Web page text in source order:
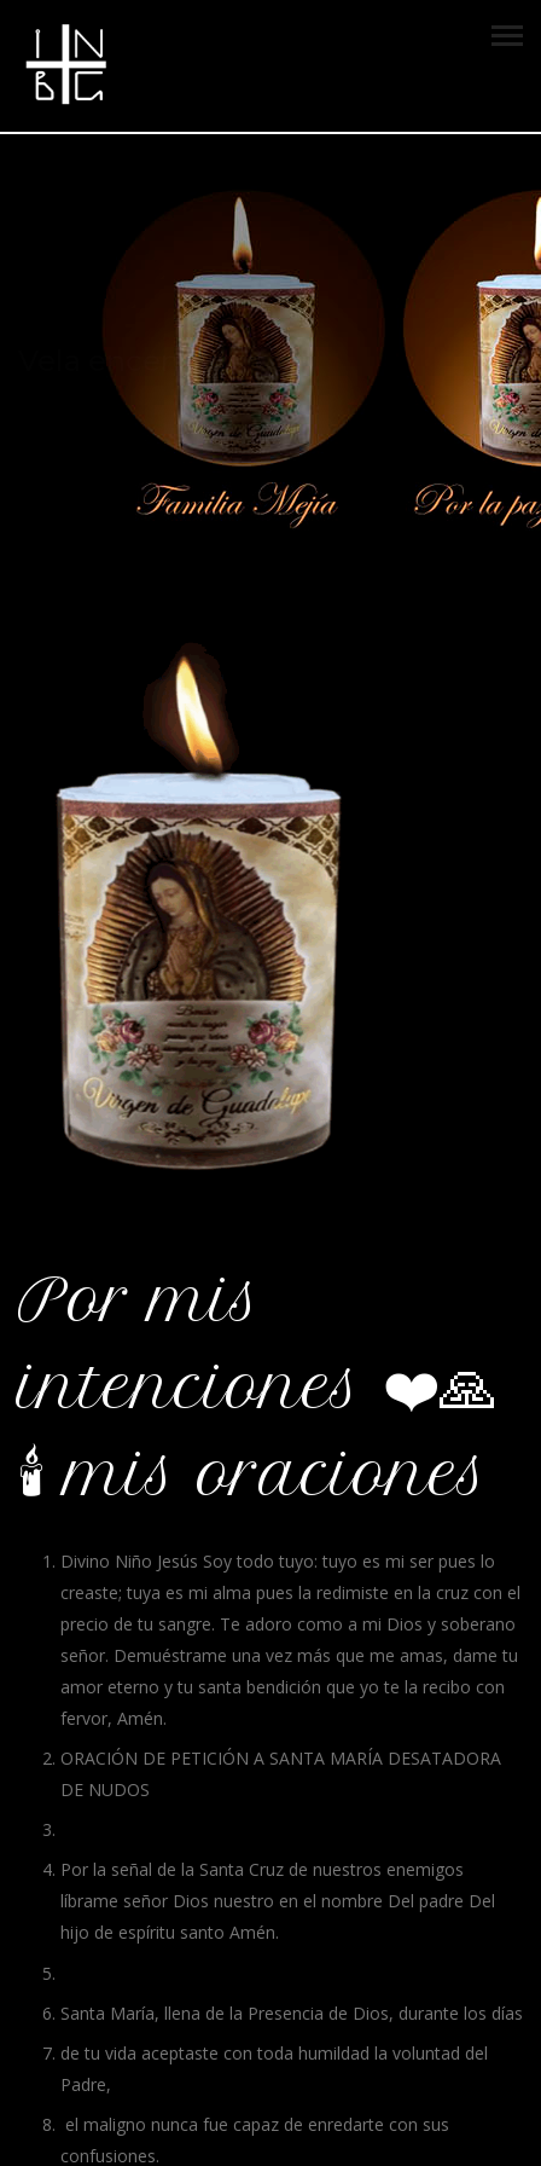
Vela encendida
Por mis
intenciones ❤️🙏
🕯️ mis oraciones
Divino Niño Jesús Soy todo tuyo: tuyo es mi ser pues lo
creaste; tuya es mi alma pues la redimiste en la cruz con el
precio de tu sangre. Te adoro como a mi Dios y soberano
señor. Demuéstrame una vez más que me amas, dame tu
amor eterno y tu santa bendición que yo te la recibo con
fervor, Amén.
ORACIÓN DE PETICIÓN A SANTA MARÍA DESATADORA
DE NUDOS
Por la señal de la Santa Cruz de nuestros enemigos
líbrame señor Dios nuestro en el nombre Del padre Del
hijo de espíritu santo Amén.
Santa María, llena de la Presencia de Dios, durante los días
de tu vida aceptaste con toda humildad la voluntad del
Padre,
el maligno nunca fue capaz de enredarte con sus
confusiones.